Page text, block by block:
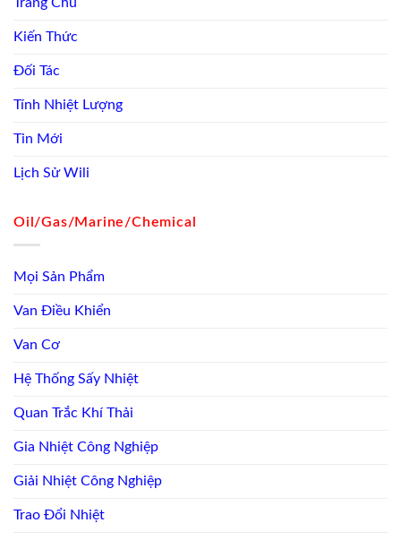
Trang Chủ
Kiến Thức
Đối Tác
Tính Nhiệt Lượng
Tin Mới
Lịch Sử Wili
Oil/Gas/Marine/Chemical
Mọi Sản Phẩm
Van Điều Khiển
Van Cơ
Hệ Thống Sấy Nhiệt
Quan Trắc Khí Thải
Gia Nhiệt Công Nghiệp
Giải Nhiệt Công Nghiệp
Trao Đổi Nhiệt